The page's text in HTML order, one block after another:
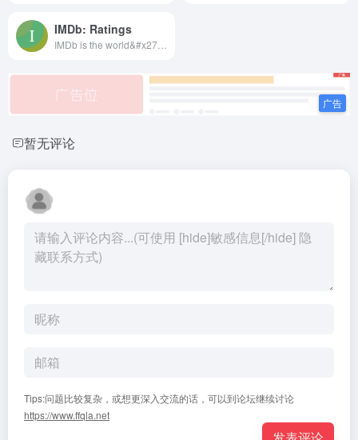
IMDb: Ratings
暂无评论
Tips:问题比较复杂，或想更深入交流的话，可以到论坛继续讨论
https://www.ffqla.net